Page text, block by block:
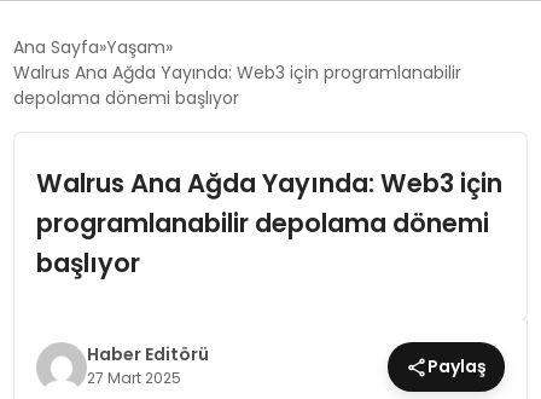
DÜNYA
SIYASET
TEKNOLOJI
EĞITIM
Ana Sayfa Yaşam
Walrus Ana Ağda Yayında: Web3 için programlanabilir
depolama dönemi başlıyor
Walrus Ana Ağda Yayında: Web3 için
programlanabilir depolama dönemi
başlıyor
Haber Editörü
27 Mart 2025 Paylaş